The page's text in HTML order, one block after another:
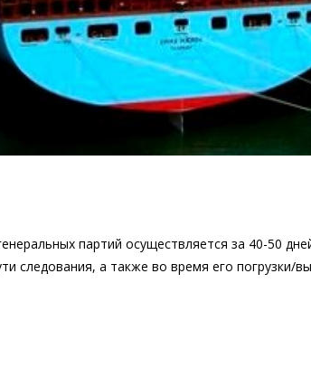
партий осуществляется за 40-50
следования, а также во время его погрузки/